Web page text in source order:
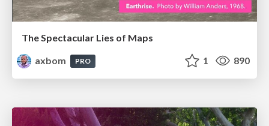
The Spectacular Lies of Maps
axbom
PRO 1 890